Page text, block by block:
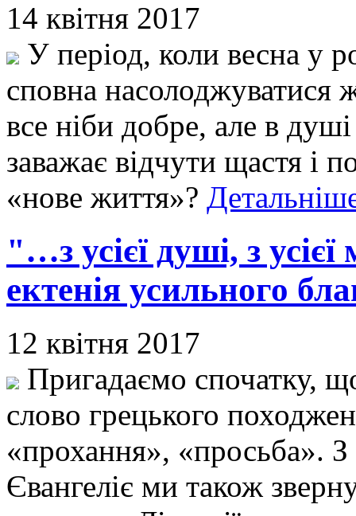
14 квітня 2017
У період, коли весна у
сповна насолоджуватися
все ніби добре, але в
заважає відчути щастя і
«нове життя»?
"…з усієї душі, з
ектенія усильного
12 квітня 2017
Пригадаємо спочатку,
слово грецького
«прохання», «просьба».
Євангеліє ми також